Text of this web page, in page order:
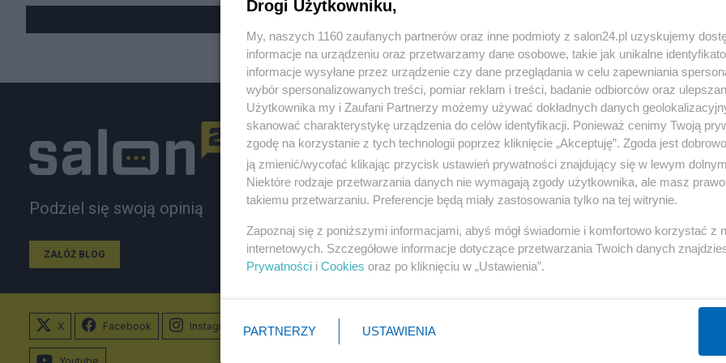
Podziel się swoją opinią
ZAŁÓŻ BLOG
Polityka
Rząd
Prezydent
NATO
KO
Gospodarka
Biznes
Pieniądze
Centralny Port Komunikacyjny
Inwestycje
Podatki
X Facebook Instagram
Youtube
Drogi Użytkowniku,
My, naszych 1160 zaufanych partnerów oraz inne podmioty z salon24.pl uzyskujemy
informacje na urządzeniu oraz przetwarzamy dane osobowe, takie jak unikalne
informacje wysyłane przez urządzenie czy dane przeglądania w celu zapewniania
wybór spersonalizowanych treści, pomiar reklam i treści, badanie odbiorców oraz
Użytkownika my i Zaufani Partnerzy możemy używać dokładnych danych
skanować charakterystykę urządzenia do celów identyfikacji. Ponieważ cenimy Twoją
zgodę na korzystanie z tych technologii poprzez kliknięcie „Akceptuję”. Zgoda jest
ją zmienić/wycofać klikając przycisk ustawień prywatności znajdujący się w lewym
Niektóre rodzaje przetwarzania danych nie wymagają zgody użytkownika, ale masz
takiemu przetwarzaniu. Preferencje będą miały zastosowania tylko na tej witrynie.
Zapoznaj się z poniższymi informacjami, abyś mógł świadomie i komfortowo korzystać z
internetowych. Szczegółowe informacje dotyczące przetwarzania Twoich danych
Prywatności i Cookies oraz po kliknięciu w „Ustawienia”.
PARTNERZY USTAWIENIA